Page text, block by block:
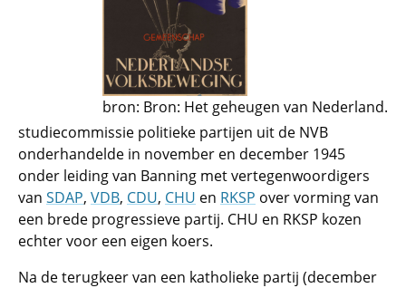
bron: Bron: Het geheugen van Nederland.
studiecommissie politieke partijen uit de NVB
onderhandelde in november en december 1945
onder leiding van Banning met vertegenwoordigers
van SDAP, VDB, CDU, CHU en RKSP over vorming van
een brede progressieve partij. CHU en RKSP kozen
echter voor een eigen koers.
Na de terugkeer van een katholieke partij (december